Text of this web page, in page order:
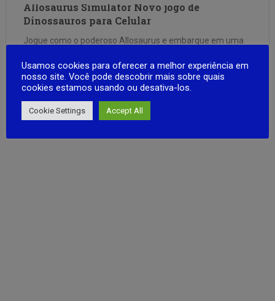
Allosaurus Simulator Novo jogo de
Dinossauros para Celular
Jogue como o poderoso Allosaurus e embarque em uma
Viaje por ilhas exuberantes e misteriosas e densas
florestas pré-históricas. Cace, cresça e torne-se o rei da
Tiranossauro Rex, conheça …
FULL ARTICLE
Usamos cookies para oferecer a melhor experiência em
nosso site. Você pode descobrir mais sobre quais
cookies estamos usando ou desativa-los.
Cookie Settings Accept All